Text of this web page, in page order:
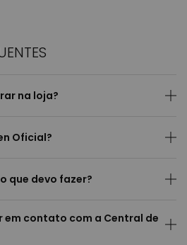
na loja?
Oficial?
que devo fazer?
contato com a Central de